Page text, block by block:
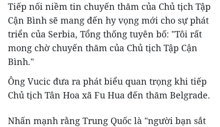
Tiếp nối niềm tin chuyến thăm của Chủ tịch Tập
Cận Bình sẽ mang đến hy vọng mới cho sự phát
triển của Serbia, Tổng thống tuyên bố: "Tôi rất
mong chờ chuyến thăm của Chủ tịch Tập Cận
Bình."
Ông Vucic đưa ra phát biểu quan trọng khi tiếp
Chủ tịch Tân Hoa xã Fu Hua đến thăm Belgrade.
Nhấn mạnh rằng Trung Quốc là "người bạn sắt